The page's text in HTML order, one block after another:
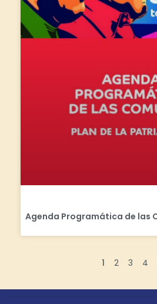
Agenda Programática de las
1 2 3 4